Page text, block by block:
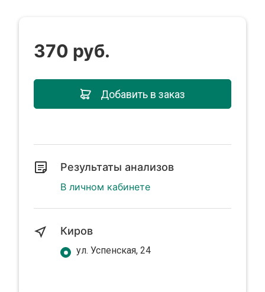
370 руб.
Добавить в заказ
Результаты анализов
В личном кабинете
Киров
ул. Успенская, 24